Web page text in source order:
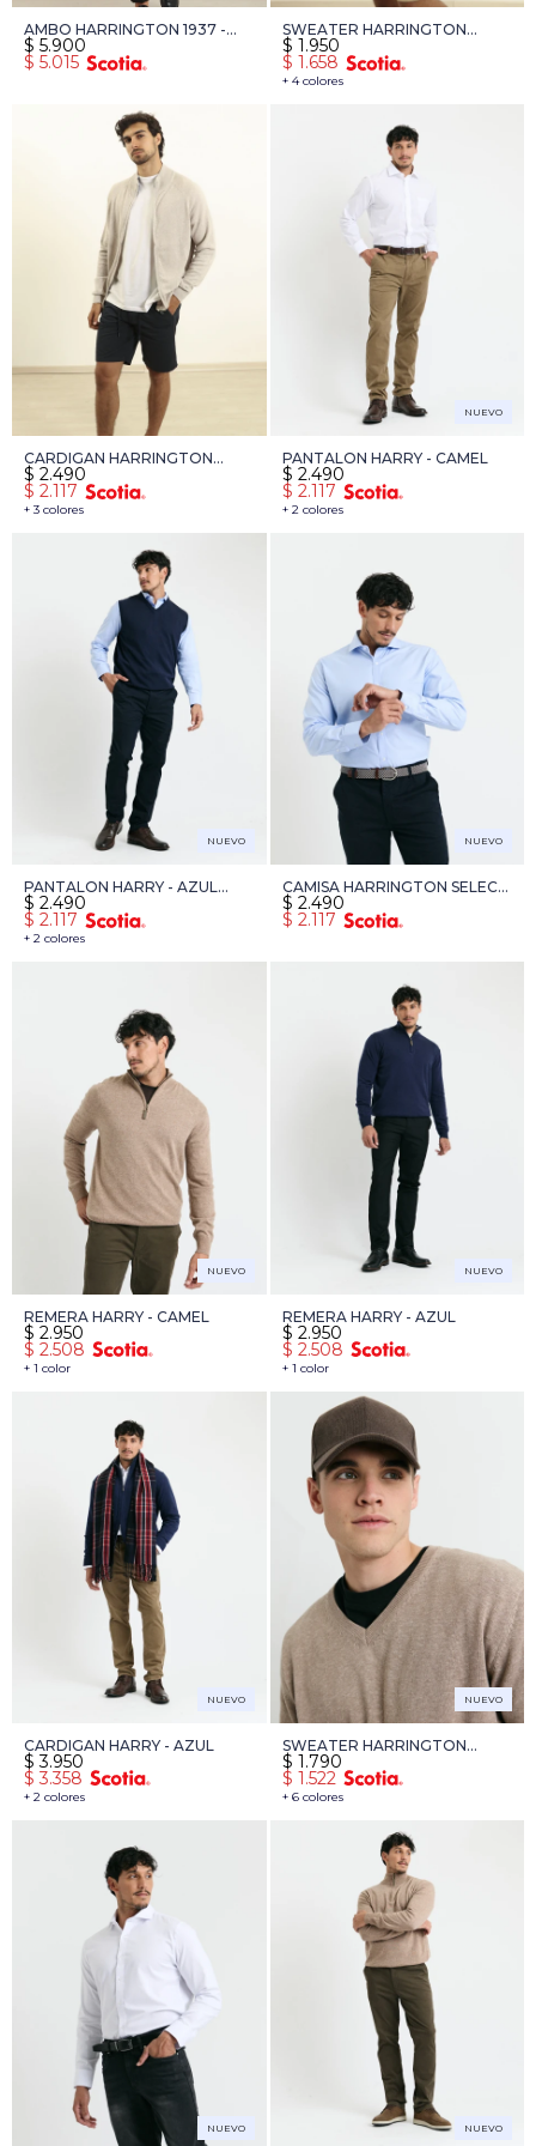
AMBO HARRINGTON 1937 -
NEGRO
$ 5.900
$ 5.015
SWEATER HARRINGTON
LABEL - AZUL PIEDRA
MELANGE
+ 4 colores
$ 1.950
$ 1.658
CARDIGAN HARRINGTON
LABEL - BEIGE MELANGE
+ 3 colores
$ 2.490
$ 2.117
NUEVO
PANTALON HARRY - CAMEL
+ 2 colores
$ 2.490
$ 2.117
NUEVO
PANTALON HARRY - AZUL
OSCURO
+ 2 colores
$ 2.490
$ 2.117
NUEVO
CAMISA HARRINGTON SELECT
- CELESTE
$ 2.490
$ 2.117
NUEVO
REMERA HARRY - CAMEL
+ 1 color
$ 2.950
$ 2.508
NUEVO
REMERA HARRY - AZUL
+ 1 color
$ 2.950
$ 2.508
NUEVO
CARDIGAN HARRY - AZUL
+ 2 colores
$ 3.950
$ 3.358
NUEVO
SWEATER HARRINGTON
LABEL - TOSTADO
+ 6 colores
$ 1.790
$ 1.522
NUEVO NUEVO